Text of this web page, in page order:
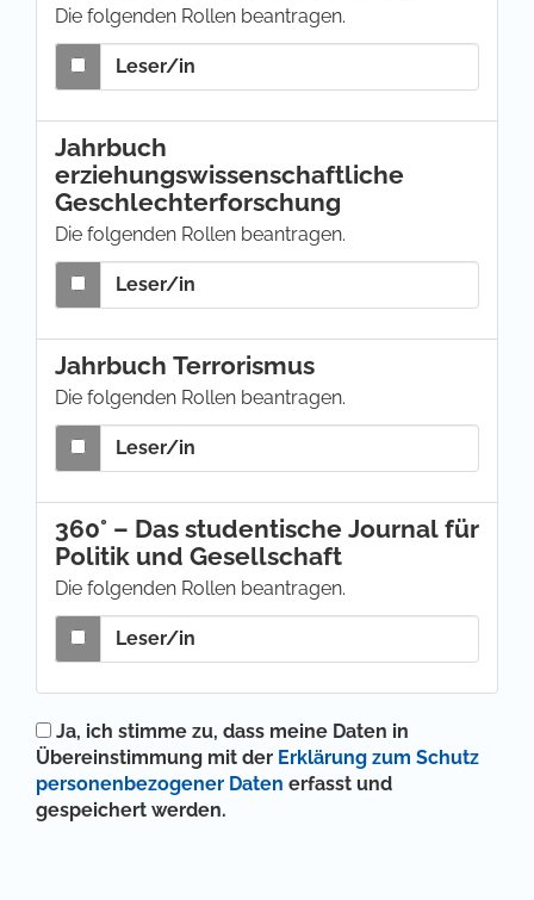
Die folgenden Rollen beantragen.
Leser/in
Jahrbuch
erziehungswissenschaftliche
Geschlechterforschung
Die folgenden Rollen beantragen.
Leser/in
Jahrbuch Terrorismus
Die folgenden Rollen beantragen.
Leser/in
360° – Das studentische Journal für
Politik und Gesellschaft
Die folgenden Rollen beantragen.
Leser/in
Übereinstimmung mit der Erklärung zum Schutz
personenbezogener Daten erfasst und
gespeichert werden.